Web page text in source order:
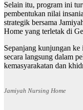
Selain itu, program ini
pembentukan nilai
strategik bersama
Home yang terletak di
Sepanjang kunjungan
secara langsung dalam
kemasyarakatan dan
Jamiyah Nursing Home